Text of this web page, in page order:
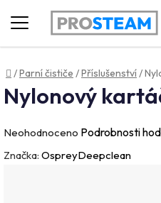
Domů
/Parní čističe /Příslušenství/
Nylonový
Průměrné
hodnocení
Neohodnoceno Podrobnosti
Značka: OspreyDeepclean